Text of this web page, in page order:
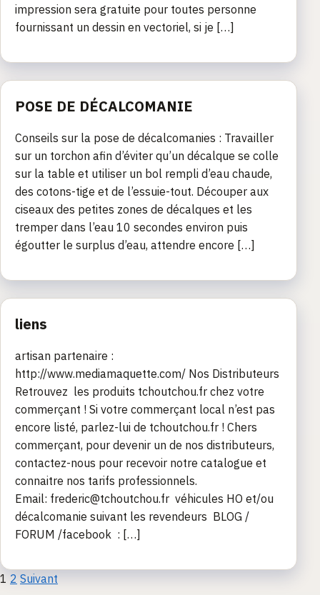
impression sera gratuite pour toutes personne
fournissant un dessin en vectoriel, si je […]
POSE DE DÉCALCOMANIE
Conseils sur la pose de décalcomanies : Travailler
sur un torchon afin d’éviter qu’un décalque se colle
sur la table et utiliser un bol rempli d’eau chaude,
des cotons-tige et de l’essuie-tout. Découper aux
ciseaux des petites zones de décalques et les
tremper dans l’eau 10 secondes environ puis
égoutter le surplus d’eau, attendre encore […]
liens
artisan partenaire :
http://www.mediamaquette.com/ Nos Distributeurs
Retrouvez les produits tchoutchou.fr chez votre
commerçant ! Si votre commerçant local n’est pas
encore listé, parlez-lui de tchoutchou.fr ! Chers
commerçant, pour devenir un de nos distributeurs,
contactez-nous pour recevoir notre catalogue et
connaitre nos tarifs professionnels.
Email: frederic@tchoutchou.fr véhicules HO et/ou
décalcomanie suivant les revendeurs BLOG /
FORUM /facebook : […]
Pagination
1 2 Suivant